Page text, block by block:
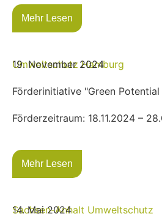
Mehr Lesen
Umweltschutz Hamburg
19. November 2024
Förderinitiative "Green
Förderzeitraum: 18.11.2024 –
Mehr Lesen
Sachsen-Anhalt Umweltschutz
14. Mai 2024